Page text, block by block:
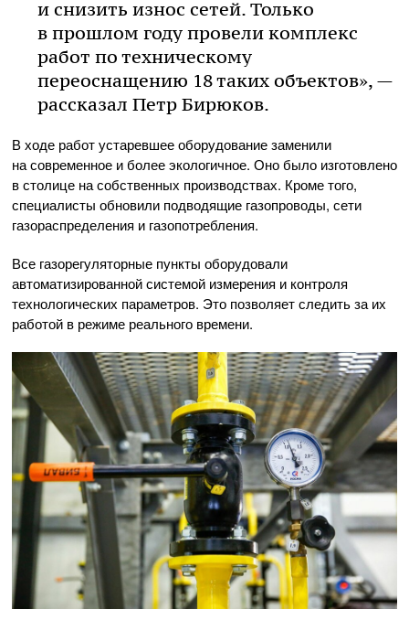
и снизить износ сетей. Только
в прошлом году провели комплекс
работ по техническому
переоснащению 18 таких объектов», —
рассказал Петр Бирюков.
В ходе работ устаревшее оборудование заменили
на современное и более экологичное. Оно было изготовлено
в столице на собственных производствах. Кроме того,
специалисты обновили подводящие газопроводы, сети
газораспределения и газопотребления.
Все газорегуляторные пункты оборудовали
автоматизированной системой измерения и контроля
технологических параметров. Это позволяет следить за их
работой в режиме реального времени.